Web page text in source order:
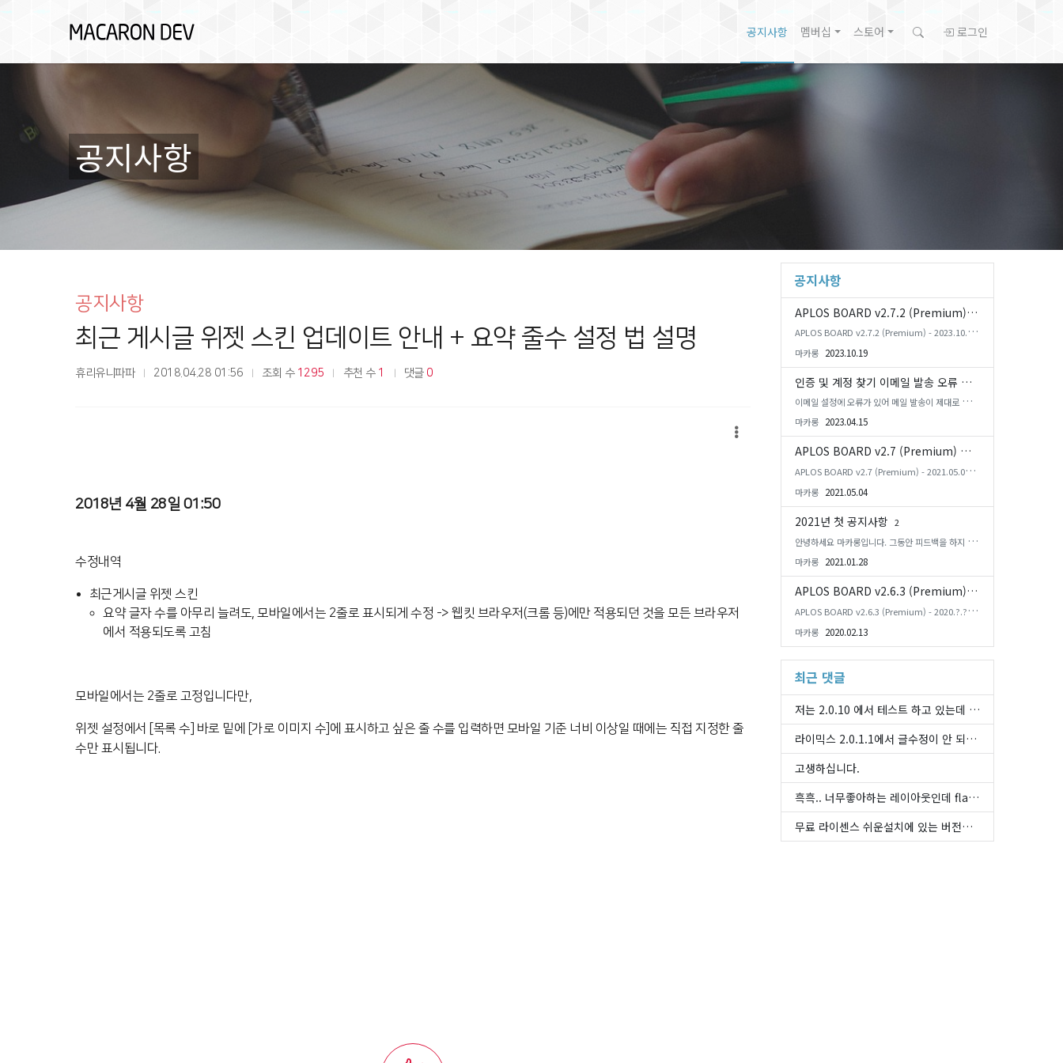
공지사항 멤버십 스토어 로그인
공지사항
공지사항
최근 게시글 위젯 스킨 업데이트 안내 + 요약 줄수 설정 법 설명
휴리유니파파 2018.04.28 01:56 조회 수 1295 추천 수 1 댓글 0
2018년 4월 28일 01:50
수정내역
최근게시글 위젯 스킨
요약 글자 수를 아무리 늘려도, 모바일에서는 2줄로 표시되게 수정 -> 웹킷 브라우저(크롬 등)에만 적용되던 것을 모든 브라우저
에서 적용되도록 고침
모바일에서는 2줄로 고정입니다만,
위젯 설정에서 [목록 수] 바로 밑에 [가로 이미지 수]에 표시하고 싶은 줄 수를 입력하면 모바일 기준 너비 이상일 때에는 직접 지정한 줄
수만 표시됩니다.
공지사항
APLOS BOARD v2.7.2 (Premium) 업데이트
APLOS BOARD v2.7.2 (Premium) - 2023.10.19
Update Logs ** Rhymix 2와 PHP 8.2에서 테스
트 했습니다. ** A...
마카롱 2023.10.19
인증 및 계정 찾기 이메일 발송 오류 해결
이메일 설정에 오류가 있어 메일 발송이 제대로 되지
않았습니다. 지금은 정상적으로 발송됩니다.
마카롱 2023.04.15
APLOS BOARD v2.7 (Premium) 업데이트
APLOS BOARD v2.7 (Premium) - 2021.05.04 U
pdate Logs ** Rhymix 2와 PHP 8.0에서 테스트
했습니다. ** Add...
마카롱 2021.05.04
2021년 첫 공지사항 2
안녕하세요 마카롱입니다. 그동안 피드백을 하지 못
한 부분에 대해서 죄송하다는 말씀을 드립니다. 202
0년 ...
마카롱 2021.01.28
APLOS BOARD v2.6.3 (Premium) 업데이트 예정사항
APLOS BOARD v2.6.3 (Premium) - 2020.?.? U
pdate Logs Added 새글/수정 상태 아이콘 시간
설정 Fixed - Cha...
마카롱 2020.02.13
최근 댓글
저는 2.0.10 에서 테스트 하고 있는데 리프레시 되는 문제는 해결한 것 같습니다. 저도 다시 확인해 보겠습니다
라이믹스 2.0.1.1에서 글수정이 안 되는 버그가 있습니다. 수정버튼을 눌러도 그냥 리프래쉬만 되고 본문에 ...
고생하십니다.
흑흑.. 너무좋아하는 레이아웃인데 flat5.. 업데이트조금만 되었으면너무좋을것같아요 아직도이만한 레이아...
무료 라이센스 쉬운설치에 있는 버전이 이 버전하고 많이 차이가 납니다.... ㅠㅠ